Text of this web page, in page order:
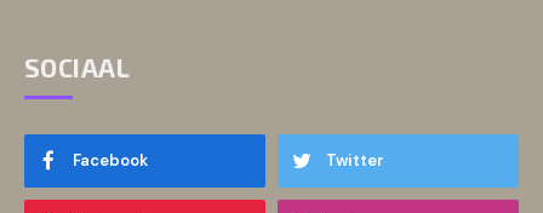
SOCIAAL
Facebook Twitter